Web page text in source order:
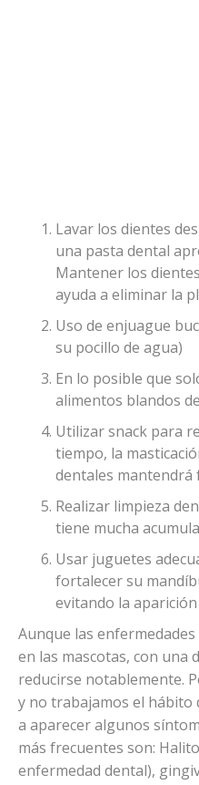
Lavar los dientes
una pasta dental
Mantener los
ayuda a eliminar la
Uso de enjuague
su pocillo de agua)
En lo posible que
alimentos blandos
Utilizar snack para
tiempo, la
dentales mantendrá
Realizar limpieza
tiene mucha
Usar juguetes
fortalecer su
evitando la
Aunque las
en las mascotas, con una
reducirse notablemente.
y no trabajamos el hábito
a aparecer algunos
más frecuentes son:
enfermedad dental),